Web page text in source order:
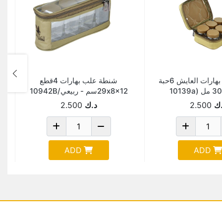
شنطة علب بهارات العايش 6حبة
2.500
ADD
شنطة علب بهارات 4قطع
29x8x12سم - ربيعي/10942B
د.ك 2.500
ADD